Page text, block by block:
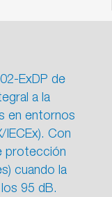
ExDP de
a la
en entornos
IECEx). Con
protección
cuando la
95 dB.